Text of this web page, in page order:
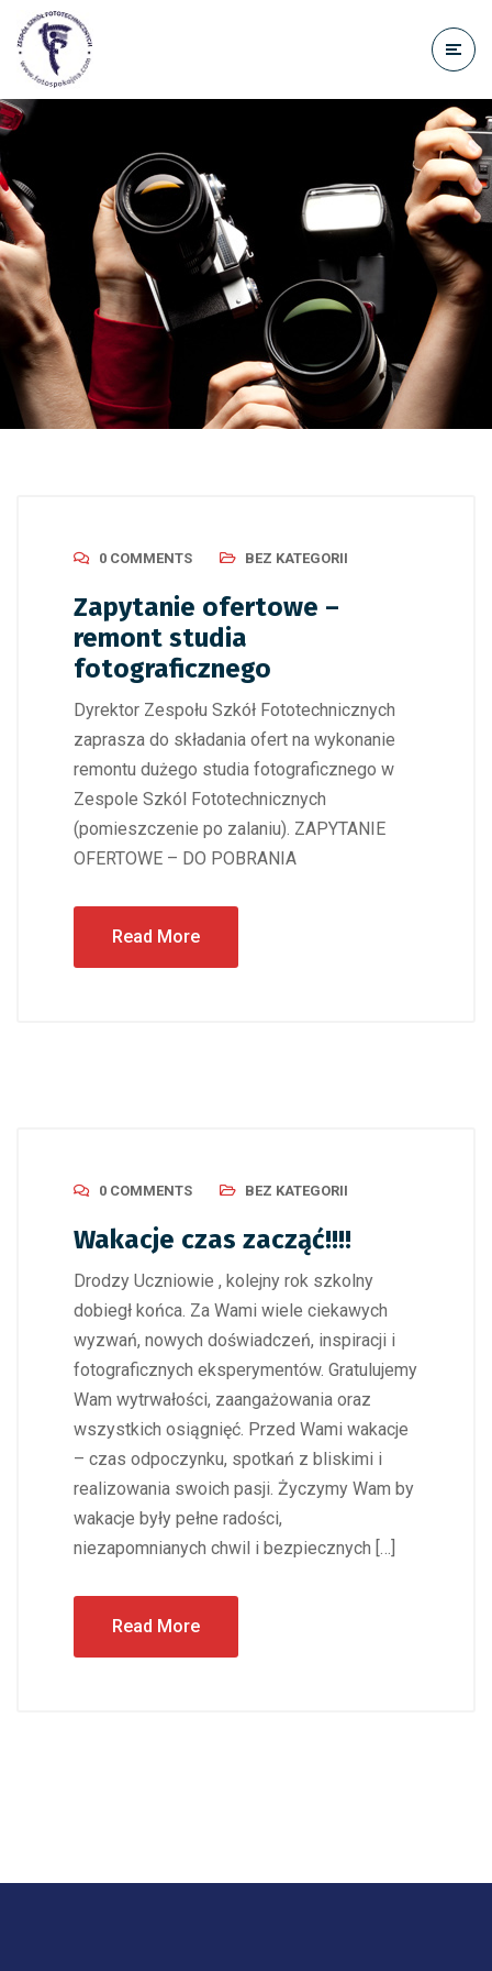
treści
0 COMMENTS BEZ KATEGORII
Zapytanie ofertowe –
remont studia
fotograficznego
Dyrektor Zespołu Szkół Fototechnicznych
zaprasza do składania ofert na wykonanie
remontu dużego studia fotograficznego w
Zespole Szkól Fototechnicznych
(pomieszczenie po zalaniu). ZAPYTANIE
OFERTOWE – DO POBRANIA
Read More
0 COMMENTS BEZ KATEGORII
Wakacje czas zacząć!!!!
Drodzy Uczniowie , kolejny rok szkolny
dobiegł końca. Za Wami wiele ciekawych
wyzwań, nowych doświadczeń, inspiracji i
fotograficznych eksperymentów. Gratulujemy
Wam wytrwałości, zaangażowania oraz
wszystkich osiągnięć. Przed Wami wakacje
– czas odpoczynku, spotkań z bliskimi i
realizowania swoich pasji. Życzymy Wam by
wakacje były pełne radości,
niezapomnianych chwil i bezpiecznych […]
Read More